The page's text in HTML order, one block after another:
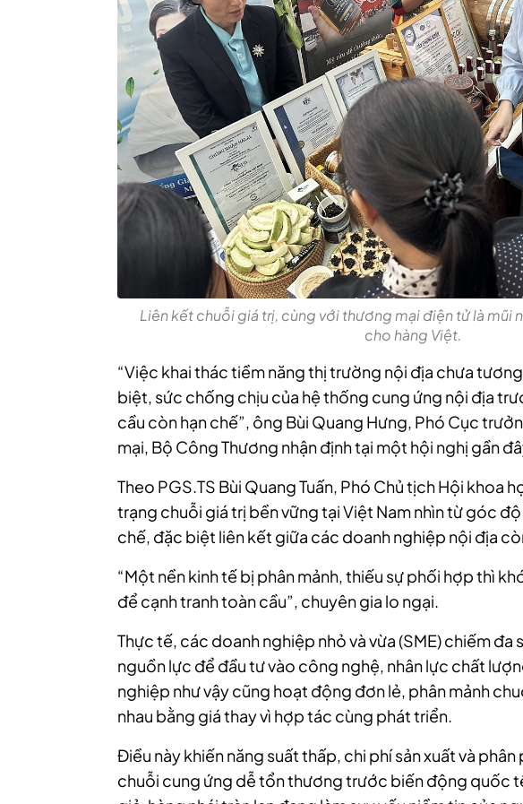
Liên kết chuỗi giá trị, cùng với thương mại điện tử là mũi
cho hàng Việt.
“Việc khai thác tiềm năng thị trường nội địa chưa
biệt, sức chống chịu của hệ thống cung ứng nội địa
cầu còn hạn chế”, ông Bùi Quang Hưng, Phó Cục
mại, Bộ Công Thương nhận định tại một hội nghị gần
Theo PGS.TS Bùi Quang Tuấn, Phó Chủ tịch Hội khoa
trạng chuỗi giá trị bền vững tại Việt Nam nhìn từ góc
chế, đặc biệt liên kết giữa các doanh nghiệp nội địa
“Một nền kinh tế bị phân mảnh, thiếu sự phối hợp thì
để cạnh tranh toàn cầu”, chuyên gia lo ngại.
Thực tế, các doanh nghiệp nhỏ và vừa (SME) chiếm đa
nguồn lực để đầu tư vào công nghệ, nhân lực chất
nghiệp như vậy cũng hoạt động đơn lẻ, phân mảnh
nhau bằng giá thay vì hợp tác cùng phát triển.
Điều này khiến năng suất thấp, chi phí sản xuất và
chuỗi cung ứng dễ tổn thương trước biến động quốc